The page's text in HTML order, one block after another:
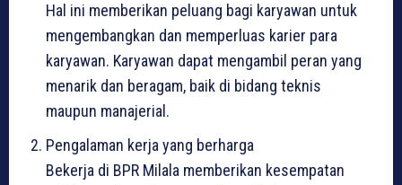
Hal ini memberikan peluang bagi karyawan untuk
mengembangkan dan memperluas karier para
karyawan. Karyawan dapat mengambil peran yang
menarik dan beragam, baik di bidang teknis
maupun manajerial.
Pengalaman kerja yang berharga
Bekerja di BPR Milala memberikan kesempatan